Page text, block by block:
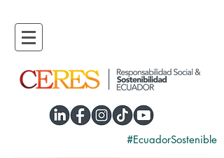
#EcuadorSostenible